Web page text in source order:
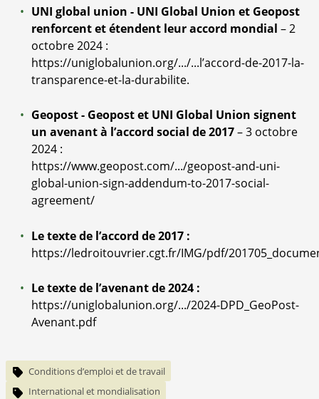
UNI global union - UNI Global Union et Geopost
renforcent et étendent leur accord mondial – 2
octobre 2024 :
https://uniglobalunion.org/.../...l’accord-de-2017-la-
transparence-et-la-durabilite.
Geopost - Geopost et UNI Global Union signent
un avenant à l’accord social de 2017– 3 octobre
2024 :
https://www.geopost.com/.../geopost-and-uni-
global-union-sign-addendum-to-2017-social-
agreement/
Le texte de l’accord de 2017 :
https://ledroitouvrier.cgt.fr/IMG/pdf/
Le texte de l’avenant de 2024 :
https://uniglobalunion.org/.../2024-DPD_GeoPost-
Avenant.pdf
Conditions d’emploi et de travail
International et mondialisation